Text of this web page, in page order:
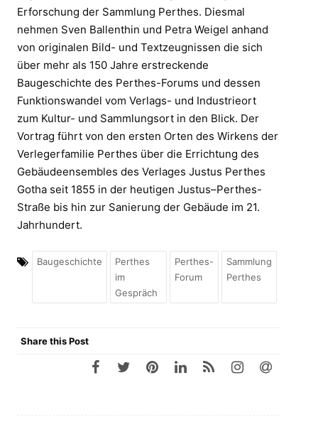
Erforschung der Sammlung Perthes. Diesmal
nehmen Sven Ballenthin und Petra Weigel anhand
von originalen Bild- und Textzeugnissen die sich
über mehr als 150 Jahre erstreckende
Baugeschichte des Perthes-Forums und dessen
Funktionswandel vom Verlags- und Industrieort
zum Kultur- und Sammlungsort in den Blick. Der
Vortrag führt von den ersten Orten des Wirkens der
Verlegerfamilie Perthes über die Errichtung des
Gebäudeensembles des Verlages Justus Perthes
Gotha seit 1855 in der heutigen Justus–Perthes-
Straße bis hin zur Sanierung der Gebäude im 21.
Jahrhundert.
Baugeschichte
Perthes
im
Gespräch
Perthes-
Forum
Sammlung
Perthes
Share this Post